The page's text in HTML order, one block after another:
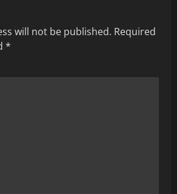
will not be published. Required
*